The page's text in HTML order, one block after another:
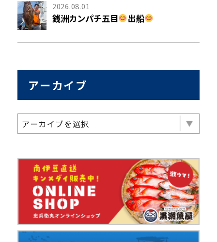
2026.08.01
銭洲カンパチ五目 出船
アーカイブ
アーカイブを選択